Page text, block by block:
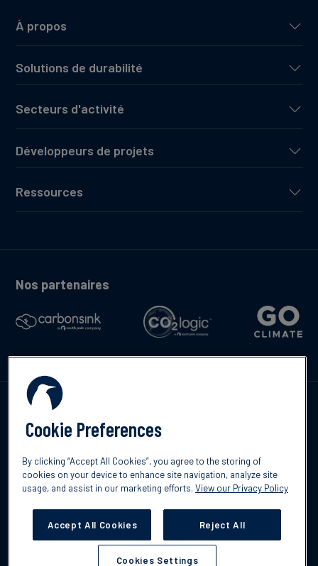
English
À propos
Solutions de durabilité
Secteurs d'activité
Développeurs de projets
Ressources
Nos partenaires
responsabilité
Cookie Preferences
By clicking “Accept All Cookies”, you agree to the storing of
cookies on your device to enhance site navigation, analyze site
usage, and assist in our marketing efforts. View our Privacy Policy
Accept All Cookies Reject All
Cookies Settings